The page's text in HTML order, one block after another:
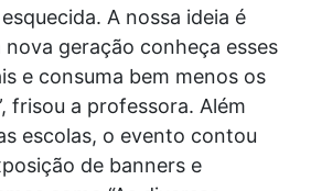
A nossa ideia é
geração conheça esses
e consuma bem menos os
frisou a professora. Além
escolas, o evento contou
de banners e